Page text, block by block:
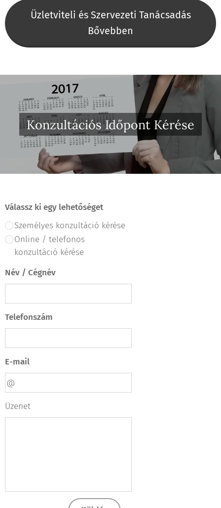
Üzletviteli és Szervezeti Tanácsadás
Bővebben
Konzultációs Időpont Kérése
Válassz ki egy lehetőséget
Személyes konzultáció kérése
Online / telefonos
konzultáció kérése
Név / Cégnév
Telefonszám
E-mail
Üzenet